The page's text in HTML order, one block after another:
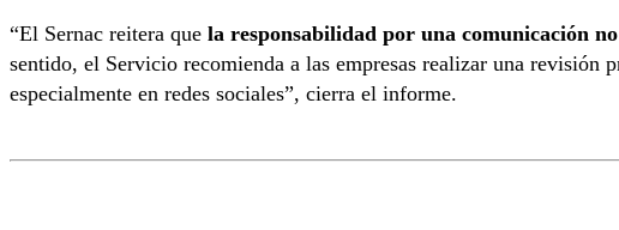
“El Sernac reitera que la responsabilidad por una comunicación
sentido, el Servicio recomienda a las empresas realizar una revisión
especialmente en redes sociales”, cierra el informe.